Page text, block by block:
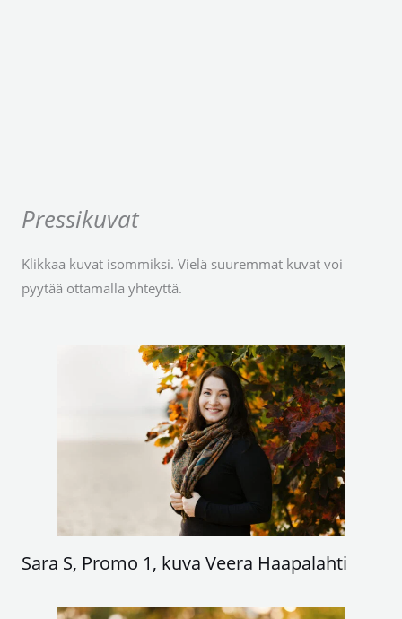
Pressikuvat
Klikkaa kuvat isommiksi. Vielä suuremmat kuvat voi
pyytää ottamalla yhteyttä.
Sara S, Promo 1, kuva Veera Haapalahti